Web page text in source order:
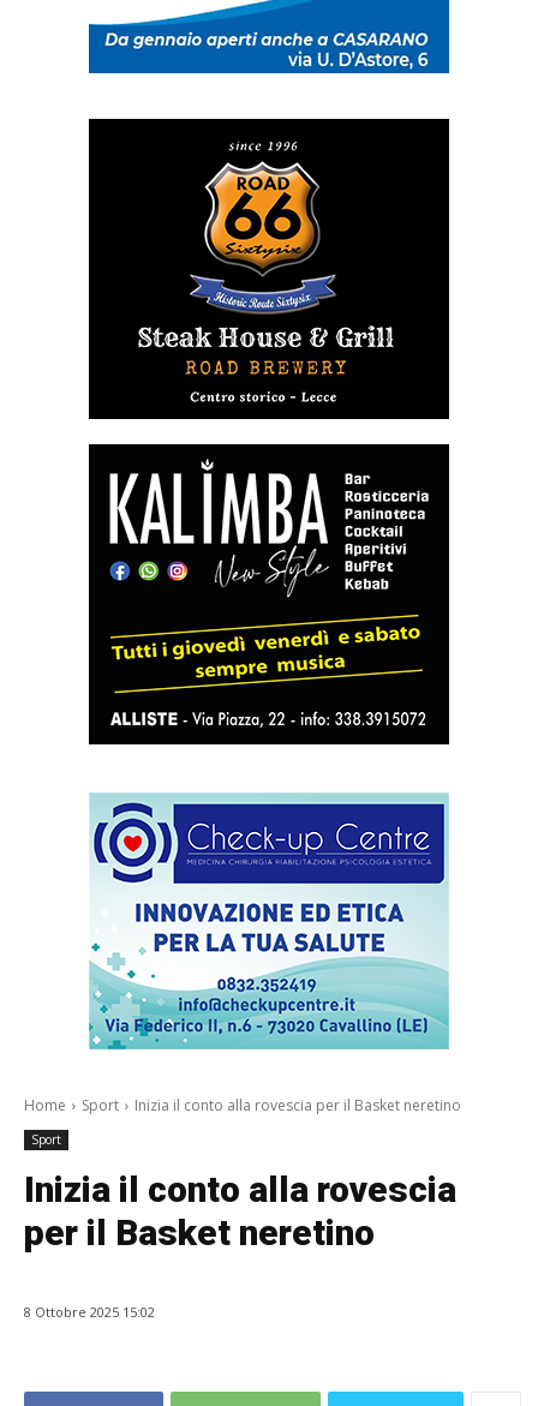
Home Sport Inizia il conto alla rovescia per il Basket neretino
Sport
Inizia il conto alla rovescia
per il Basket neretino
8 Ottobre 2025 15:02